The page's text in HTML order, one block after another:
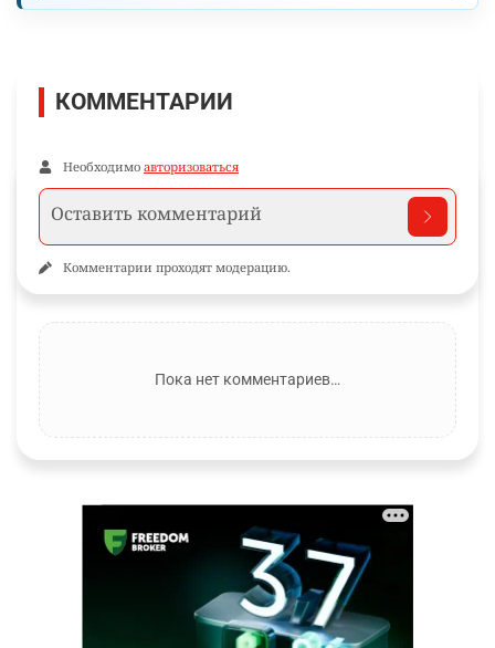
КОММЕНТАРИИ
Необходимо авторизоваться
Комментарии проходят модерацию.
Пока нет комментариев…